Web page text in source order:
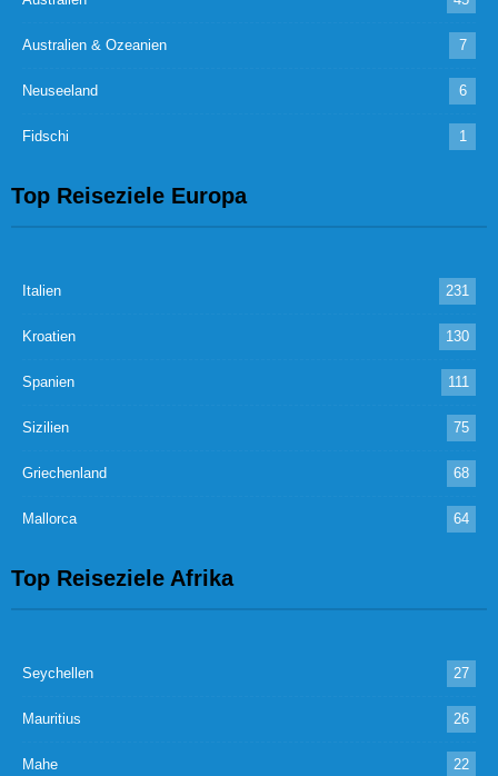
Australien & Ozeanien 7
Neuseeland 6
Fidschi 1
Top Reiseziele Europa
Italien 231
Kroatien 130
Spanien 111
Sizilien 75
Griechenland 68
Mallorca 64
Top Reiseziele Afrika
Seychellen 27
Mauritius 26
Mahe 22